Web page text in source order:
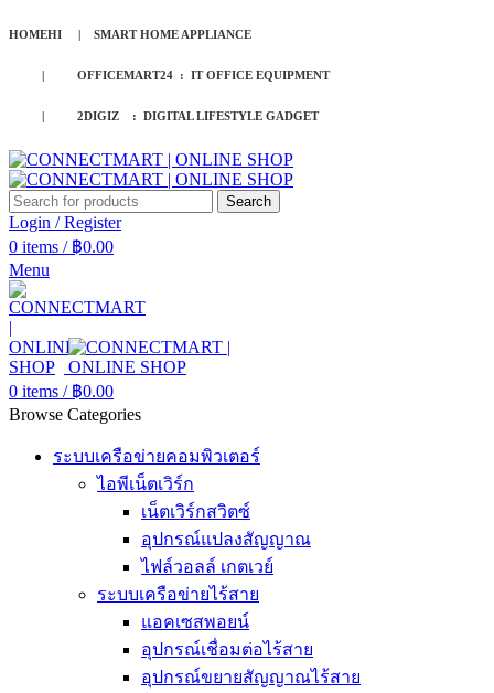
HOMEHI | SMART HOME APPLIANCE
| OFFICEMART24 : IT OFFICE EQUIPMENT
| 2DIGIZ : DIGITAL LIFESTYLE GADGET
Search
Login / Register
0 items / ฿0.00
Menu
0 items / ฿0.00
Browse Categories
ระบบเครือข่ายคอมพิวเตอร์
ไอพีเน็ตเวิร์ก
เน็ตเวิร์กสวิตซ์
อุปกรณ์แปลงสัญญาณ
ไฟล์วอลล์ เกตเวย์
ระบบเครือข่ายไร้สาย
แอคเซสพอยน์
อุปกรณ์เชื่อมต่อไร้สาย
อุปกรณ์ขยายสัญญาณไร้สาย